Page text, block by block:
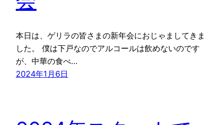
本日は、ゲリラの皆さまの新年会におじゃましてきま
した。 僕は下戸なのでアルコールは飲めないのです
が、中華の食べ…
2024年1月6日